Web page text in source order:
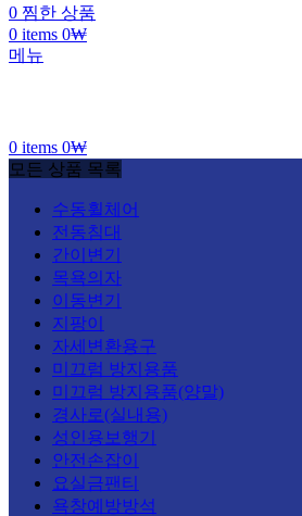
0 찜한 상품
0 items 0₩
메뉴
0 items 0₩
모든 상품 목록
수동휠체어
전동침대
간이변기
목욕의자
이동변기
지팡이
자세변환용구
미끄럼 방지용품
미끄럼 방지용품(양말)
경사로(실내용)
성인용보행기
안전손잡이
요실금팬티
욕창예방방석